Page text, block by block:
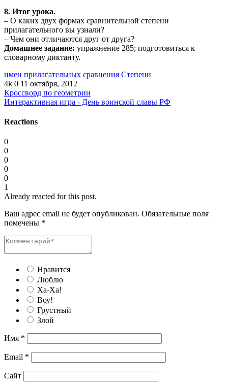
8. Итог урока.
– О каких двух формах сравнительной степени
прилагательного вы узнали?
– Чем они отличаются друг от друга?
Домашнее задание: упражнение 285; подготовиться к
словарному диктанту.
имен прилагательных сравнения Степени
4k 0 11 октября, 2012
Кроссворд по геометрии
Интерактивная игра - День воинской славы РФ
Reactions
0
0
0
0
0
1
Already reacted for this post.
Ваш адрес email не будет опубликован. Обязательные поля
помечены *
Нравится
Люблю
Ха-Ха!
Воу!
Грустный
Злой
Имя *
Email *
Сайт